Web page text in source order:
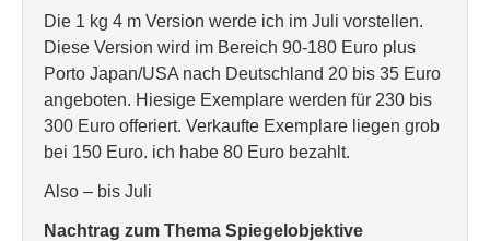
Die 1 kg 4 m Version werde ich im Juli vorstellen.
Diese Version wird im Bereich 90-180 Euro plus
Porto Japan/USA nach Deutschland 20 bis 35 Euro
angeboten. Hiesige Exemplare werden für 230 bis
300 Euro offeriert. Verkaufte Exemplare liegen grob
bei 150 Euro. ich habe 80 Euro bezahlt.
Also – bis Juli
Nachtrag zum Thema Spiegelobjektive